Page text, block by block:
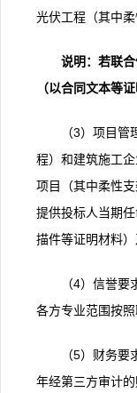
光伏工程（其中
说明：若联
（以合同文本等
（3）项目
程）和建筑施工
项目（其中柔性
提供投标人当期
描件等证明材料
（4）信誉
各方专业范围按照
（5）财务
年经第三方审计